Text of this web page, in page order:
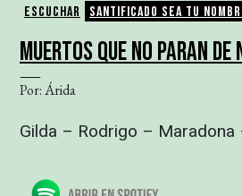
Escuchar Santificado sea tu
MUERTOS QUE NO PARAN DE
Por: Árida
Gilda – Rodrigo – Maradona